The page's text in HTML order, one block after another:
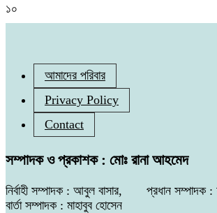
১০
আমাদের পরিবার
Privacy Policy
Contact
সম্পাদক ও প্রকাশক : মোঃ রানা আহমেদ
নির্বাহী সম্পাদক : আবুল বাসার, প্রধান
বার্তা সম্পাদক : মাহাবুব হোসেন